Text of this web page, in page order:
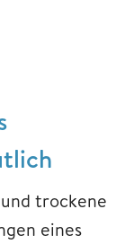
trockene
eines